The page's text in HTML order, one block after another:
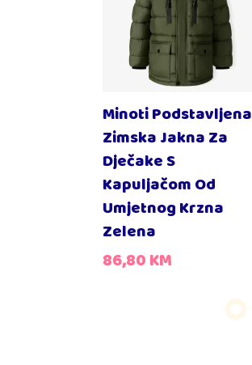
Minoti Podstavljena
Zimska Jakna Za
Dječake S
Kapuljačom Od
Umjetnog Krzna
Zelena
86,80KM